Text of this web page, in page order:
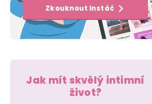
Zkouknout Instáč
Jak mít skvělý intimní
život?